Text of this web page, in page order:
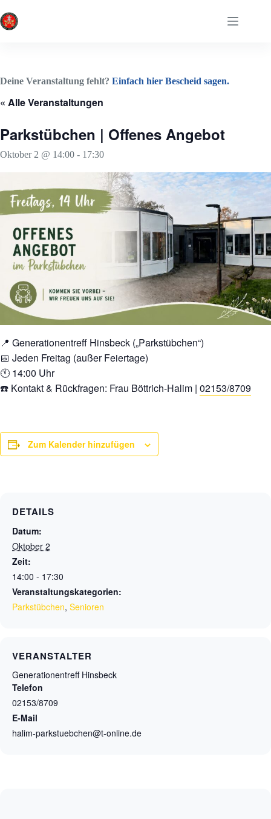
Inhalt
springen
Deine Veranstaltung fehlt? Einfach hier Bescheid sagen.
« Alle Veranstaltungen
Parkstübchen | Offenes Angebot
Oktober 2 @ 14:00 - 17:30
📍 Generationentreff Hinsbeck („Parkstübchen“)
📅 Jeden Freitag (außer Feiertage)
🕚 14:00 Uhr
☎️ Kontakt & Rückfragen: Frau Böttrich-Halim | 02153/8709
Zum Kalender hinzufügen
DETAILS
Datum:
Oktober 2
Zeit:
14:00 - 17:30
Veranstaltungskategorien:
Parkstübchen, Senioren
VERANSTALTER
Generationentreff Hinsbeck
Telefon
02153/8709
E-Mail
halim-parkstuebchen@t-online.de